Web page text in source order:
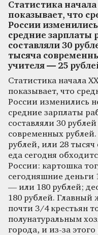
Статистика
показывает, что
России
средние зарплаты
составляли 30
тысяча
учителя — 25
Статистика начала
показывает, что
России изменились
средние зарплаты
составляли 30
современных
рублей, или 28
еда сегодня
России: картошка
сегодняшние деньги
— или 180 рублей;
180 рублей. Главный
почти 3/4 крестьян
полунатуральным
города, и из-за